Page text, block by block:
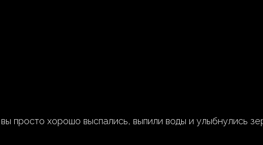
просто хорошо выспались, выпили воды и улыбнулись